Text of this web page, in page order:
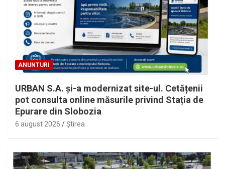
ANUNTURI
URBAN S.A. și-a modernizat site-ul. Cetățenii
pot consulta online măsurile privind Stația de
Epurare din Slobozia
6 august 2026 Ştirea